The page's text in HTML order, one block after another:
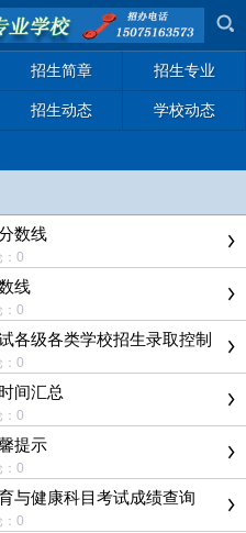
招生简章 招生专业
招生动态 学校动态
数线
0
线
0
各级各类学校招生录取控制
0
间汇总
0
提示
0
与健康科目考试成绩查询
0